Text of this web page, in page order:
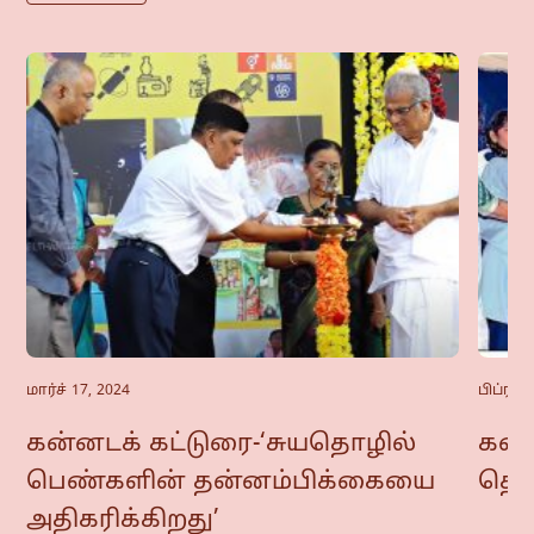
மார்ச் 17, 2024
கன்னடக் கட்டுரை-‘சுயதொழில்
பெண்களின் தன்னம்பிக்கையை
அதிகரிக்கிறது’